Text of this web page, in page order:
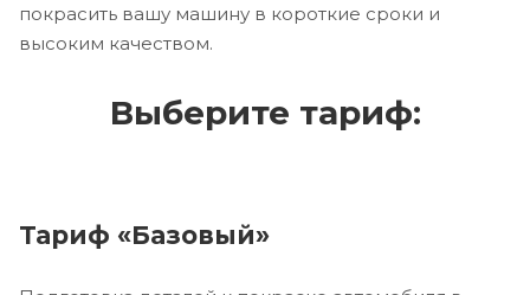
покрасить вашу машину в короткие сроки и
высоким качеством.
Выберите тариф:
Тариф «Базовый»